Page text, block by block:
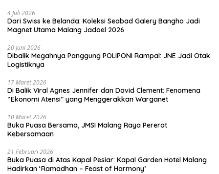
4 Juli 2026
Dari Swiss ke Belanda: Koleksi Seabad Galery Bangho Jadi
Magnet Utama Malang Jadoel 2026
20 Juni 2026
Dibalik Megahnya Panggung POLIPONI Rampal: JNE Jadi Otak
Logistiknya
17 Maret 2026
Di Balik Viral Agnes Jennifer dan David Clement: Fenomena
“Ekonomi Atensi” yang Menggerakkan Warganet
10 Maret 2026
Buka Puasa Bersama, JMSI Malang Raya Pererat
Kebersamaan
21 Februari 2026
Buka Puasa di Atas Kapal Pesiar: Kapal Garden Hotel Malang
Hadirkan ‘Ramadhan – Feast of Harmony’